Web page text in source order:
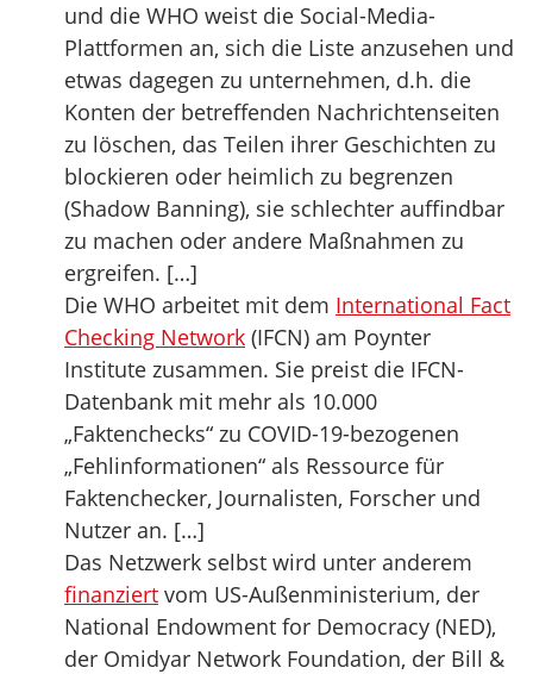
und die WHO weist die Social-Media-
Plattformen an, sich die Liste anzusehen und
etwas dagegen zu unternehmen, d.h. die
Konten der betreffenden Nachrichtenseiten
zu löschen, das Teilen ihrer Geschichten zu
blockieren oder heimlich zu begrenzen
(Shadow Banning), sie schlechter auffindbar
zu machen oder andere Maßnahmen zu
ergreifen. […]
Die WHO arbeitet mit dem International Fact
Checking Network (IFCN) am Poynter
Institute zusammen. Sie preist die IFCN-
Datenbank mit mehr als 10.000
„Faktenchecks“ zu COVID-19-bezogenen
„Fehlinformationen“ als Ressource für
Faktenchecker, Journalisten, Forscher und
Nutzer an. […]
Das Netzwerk selbst wird unter anderem
finanziert vom US-Außenministerium, der
National Endowment for Democracy (NED),
der Omidyar Network Foundation, der Bill &